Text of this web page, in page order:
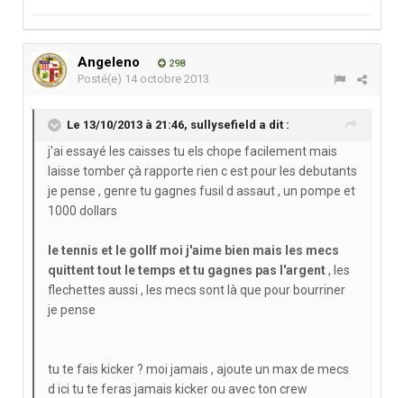
Angeleno 298
Posté(e) 14 octobre 2013
Le 13/10/2013 à 21:46, sullysefield a dit :
j'ai essayé les caisses tu els chope facilement mais
laisse tomber çà rapporte rien c est pour les debutants
je pense , genre tu gagnes fusil d assaut , un pompe et
1000 dollars
le tennis et le gollf moi j'aime bien mais les mecs
quittent tout le temps et tu gagnes pas l'argent, les
flechettes aussi , les mecs sont là que pour bourriner
je pense
tu te fais kicker ? moi jamais , ajoute un max de mecs
d ici tu te feras jamais kicker ou avec ton crew